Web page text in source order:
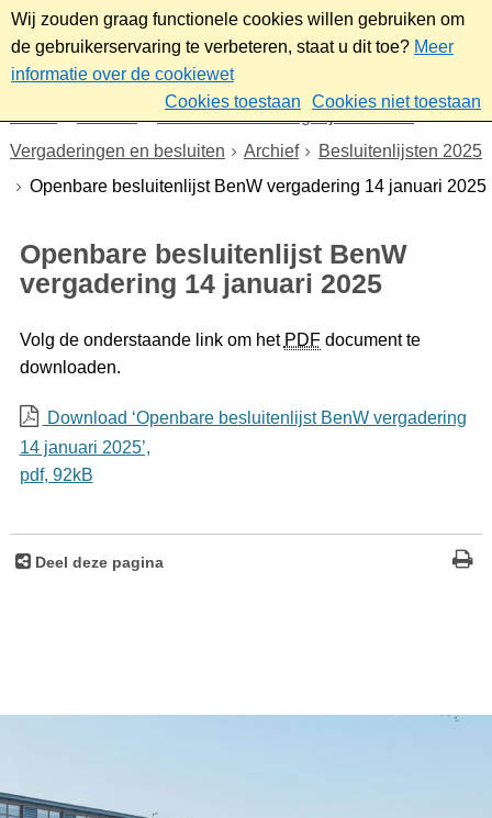
Wij zouden graag functionele cookies willen gebruiken om
de gebruikerservaring te verbeteren, staat u dit toe? Meer
informatie over de cookiewet
Cookies toestaan
Cookies niet toestaan
Gemeenteraad/Dagelijks bestuur
Vergaderingen en besluiten
Archief
Besluitenlijsten 2025
Openbare besluitenlijst BenW vergadering 14 januari 2025
Openbare besluitenlijst BenW
vergadering 14 januari 2025
Volg de onderstaande link om het PDFdocument te
downloaden.
Download ‘Openbare besluitenlijst BenW vergadering
14 januari 2025’,
pdf, 92kB
Deel deze pagina